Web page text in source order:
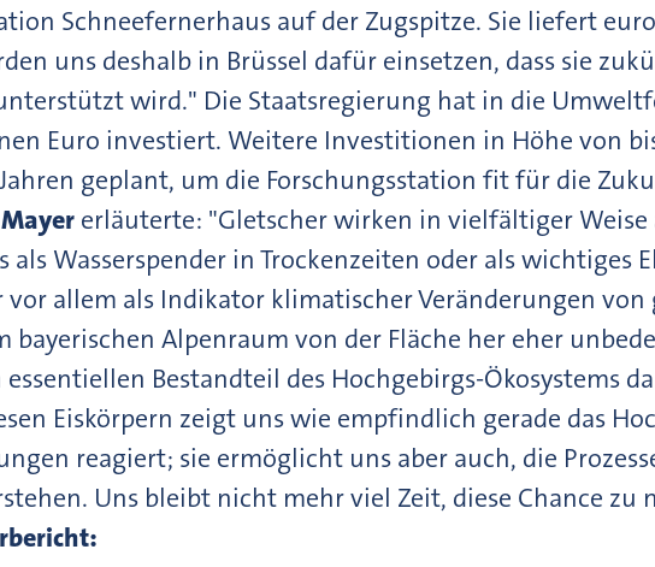
Schneefernerhaus auf der Zugspitze. Sie liefert
uns deshalb in Brüssel dafür einsetzen, dass sie
wird." Die Staatsregierung hat in die
Euro investiert. Weitere Investitionen in Höhe von
geplant, um die Forschungsstation fit für die
erläuterte: "Gletscher wirken in vielfältiger Weise
als Wasserspender in Trockenzeiten oder als wichtiges
vor allem als Indikator klimatischer Veränderungen
bayerischen Alpenraum von der Fläche her eher
Bestandteil des Hochgebirgs-Ökosystems
Eiskörpern zeigt uns wie empfindlich gerade das
reagiert; sie ermöglicht uns aber auch, die
Uns bleibt nicht mehr viel Zeit, diese Chance zu